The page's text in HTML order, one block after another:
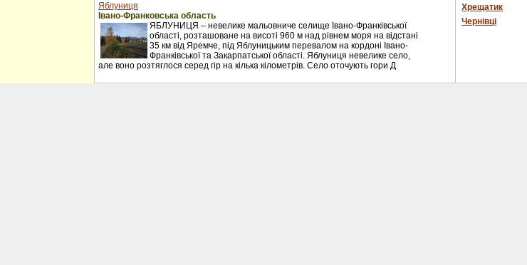
Яблуниця
Івано-Франковська область
ЯБЛУНИЦЯ – невелике мальовниче селище Івано-Франківської
області, розташоване на висоті 960 м над рівнем моря на відстані
35 км від Яремче, під Яблуницьким перевалом на кордоні Івано-
Франківської та Закарпатської області. Яблуниця невелике село,
але воно розтяглося серед гір на кілька кілометрів. Село оточують гори Д
Хрещатик
Чернівці